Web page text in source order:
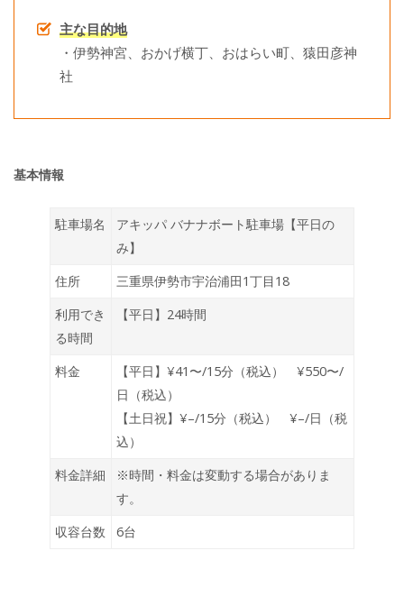
主な目的地
・伊勢神宮、おかげ横丁、おはらい町、猿田彦神
社
基本情報
駐車場名
アキッパ バナナボート駐車場【平日の
み】
住所
三重県伊勢市宇治浦田1丁目18
利用でき
る時間
【平日】24時間
料金
【平日】¥41〜/15分（税込） ¥550〜/
日（税込）
【土日祝】¥–/15分（税込） ¥–/日（税
込）
料金詳細
※時間・料金は変動する場合がありま
す。
収容台数
6台